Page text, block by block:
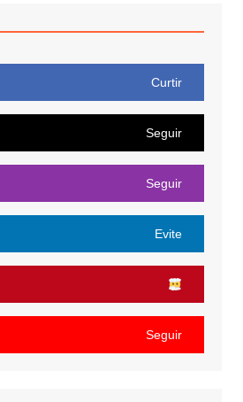
Curtir
Seguir
Seguir
Evite
Seguir